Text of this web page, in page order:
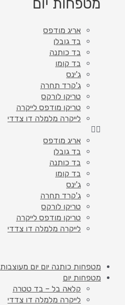
אריג מודפס
בד גובלן
בד כותנה
בד קומו
ג'ינס
ג'קרד תחרה
טריקו לורקס
טריקו מודפס לייקרה
לייקרה מלמלה דו צדדי
אריג מודפס
בד גובלן
בד כותנה
בד קומו
ג'ינס
ג'קרד תחרה
טריקו לורקס
טריקו מודפס לייקרה
לייקרה מלמלה דו צדדי
מטפחות כותנה יום יום מעוצבות
מטפחות יום
קלאה בל – בד טטרה
לייקרה מלמלה דו צדדי